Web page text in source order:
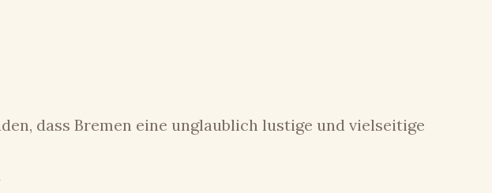
dass Bremen eine unglaublich lustige und vielseitige